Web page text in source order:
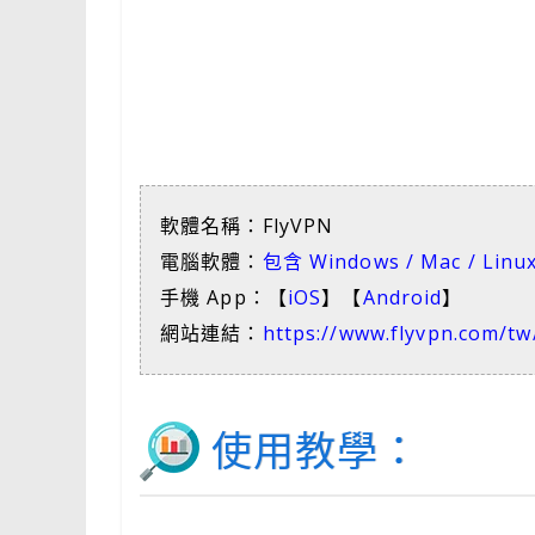
軟體名稱：FlyVPN
電腦軟體： 包含 Windows / Mac /
手機 App：【iOS】【Android】
網站連結： https://www.flyvpn.com/
使用教學：